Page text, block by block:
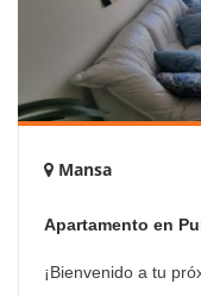
Mansa
Apartamento en
¡Bienvenido a tu